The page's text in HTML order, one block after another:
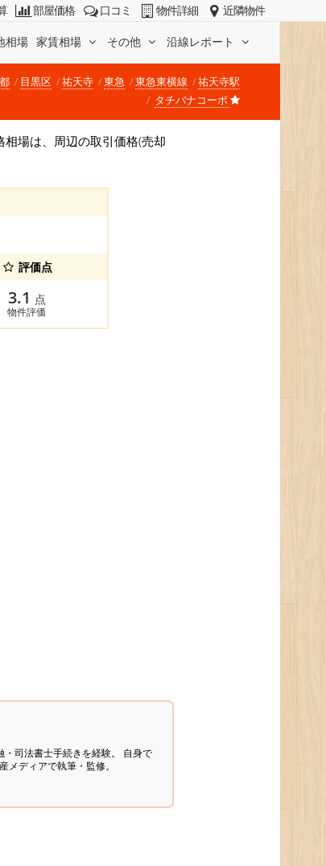
相場 家賃相場 その他 沿線レポート
部屋価格 口コミ 物件詳細 近隣物件
目黒区 祐天寺 東急 東急東横線
祐天寺駅
タチバナコーポ
場は、周辺の取引価格(売却
評価点
3.1 点
物件評価
司法書士手続きを経験。 自身で
ディアで執筆・監修。